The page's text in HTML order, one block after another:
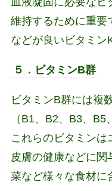
維持するために重要
などが良いビタミン
５．ビタミンB群
ビタミンB群には複
（B1、B2、B3、B5
これらのビタミンは
皮膚の健康などに関
菜など様々な食材に